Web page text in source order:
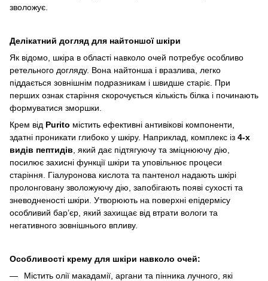
зволожує.
Делікатний догляд для найтоншої шкіри
Як відомо, шкіра в області навколо очей потребує особливо
ретельного догляду. Вона найтонша і вразлива, легко
піддається зовнішнім подразникам і швидше старіє. При
перших ознак старіння скорочується кількість білка і починають
формуватися зморшки.
Крем від Purito містить ефективні антивікові компоненти,
здатні проникати глибоко у шкіру. Наприклад, комплекс із 4-х
видів пептидів , який дає підтягуючу та зміцнюючу дію,
посилює захисні функції шкіри та уповільнює процеси
старіння. Гіалуронова кислота та пантенол надають шкірі
пролонговану зволожуючу дію, запобігають появі сухості та
зневодненості шкіри. Утворюють на поверхні епідермісу
особливий бар’єр, який захищає від втрати вологи та
негативного зовнішнього впливу.
Особливості крему для шкіри навколо очей:
Містить олії макадамії, аргани та пінника лучного, які